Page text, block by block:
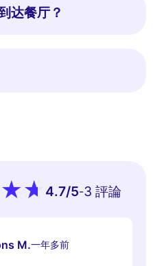
达餐厅？
4.7/5-3 評論
M.一年多前